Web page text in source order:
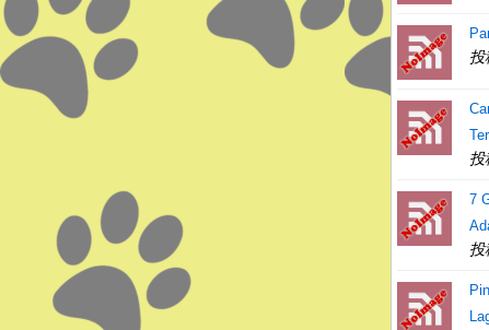
投
投
7
投